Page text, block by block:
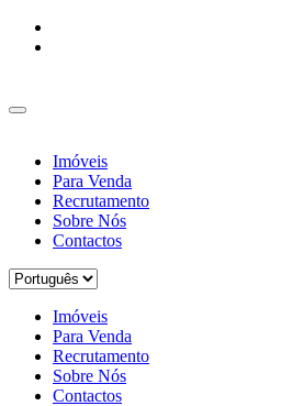
Imóveis
Para Venda
Recrutamento
Sobre Nós
Contactos
Imóveis
Para Venda
Recrutamento
Sobre Nós
Contactos